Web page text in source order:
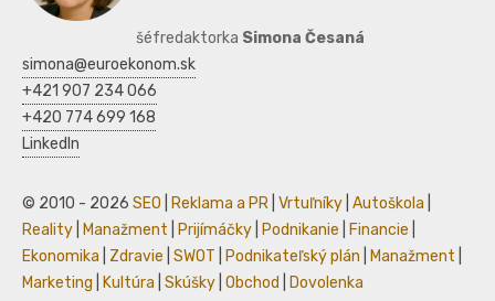
šéfredaktorka Simona Česaná
simona@euroekonom.sk
+421 907 234 066
+420 774 699 168
LinkedIn
© 2010 - 2026 SEO Reklama a PR Vrtuľníky Autoškola
Reality
Manažment Prijímáčky Podnikanie Financie
Ekonomika
Zdravie SWOT Podnikateľský plán Manažment
Marketing
Kultúra Skúšky Obchod Dovolenka